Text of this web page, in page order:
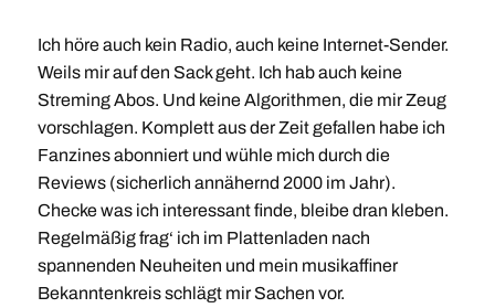
Ich höre auch kein Radio, auch keine Internet-Sender.
Weils mir auf den Sack geht. Ich hab auch keine
Streming Abos. Und keine Algorithmen, die mir Zeug
vorschlagen. Komplett aus der Zeit gefallen habe ich
Fanzines abonniert und wühle mich durch die
Reviews (sicherlich annähernd 2000 im Jahr).
Checke was ich interessant finde, bleibe dran kleben.
Regelmäßig frag‘ ich im Plattenladen nach
spannenden Neuheiten und mein musikaffiner
Bekanntenkreis schlägt mir Sachen vor.